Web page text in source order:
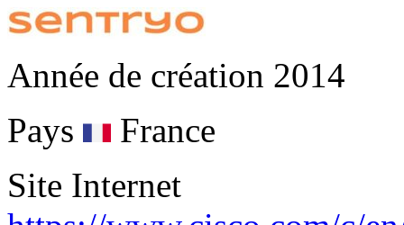
Année de création 2014
Pays
France
Site Internet